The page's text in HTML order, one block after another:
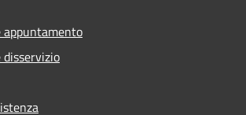
appuntamento
disservizio